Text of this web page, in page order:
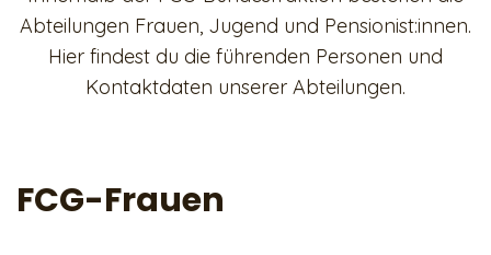
Abteilungen Frauen, Jugend und Pensionist:innen.
Hier findest du die führenden Personen und
Kontaktdaten unserer Abteilungen.
FCG-Frauen